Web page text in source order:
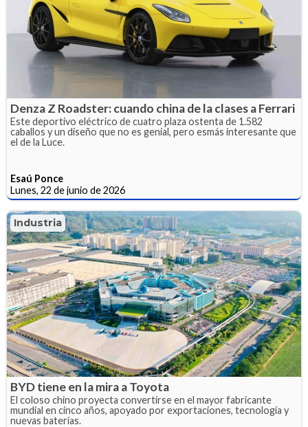
Denza Z Roadster: cuando china de la clases a Ferrari
Este deportivo eléctrico de cuatro plaza ostenta de 1.582
caballos y un diseño que no es genial, pero esmás interesante que
el de la Luce.
Esaú Ponce
Lunes, 22 de junio de 2026
Industria
BYD tiene en la mira a Toyota
El coloso chino proyecta convertirse en el mayor fabricante
mundial en cinco años, apoyado por exportaciones, tecnología y
nuevas baterías.